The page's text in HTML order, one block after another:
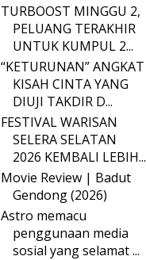
TURBOOST MINGGU 2,
PELUANG TERAKHIR
UNTUK KUMPUL 2...
“KETURUNAN” ANGKAT
KISAH CINTA YANG
DIUJI TAKDIR D...
FESTIVAL WARISAN
SELERA SELATAN
2026 KEMBALI LEBIH...
Movie Review | Badut
Gendong (2026)
Astro memacu
penggunaan media
sosial yang selamat ...